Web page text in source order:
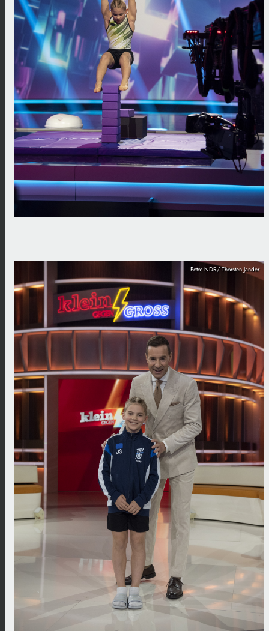
Foto: NDR/ Thorsten Jander